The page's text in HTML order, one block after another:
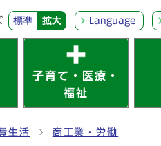
標準 拡大 Language
子育て・医療・
福祉
生活 商工業・労働